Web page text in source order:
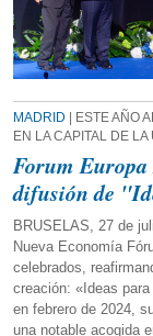
MADRID | ESTE AÑO
EN LA CAPITAL DE LA
Forum
difusión de
BRUSELAS, 27 de
Nueva Economía
celebrados,
creación: «Ideas
en febrero de 2024,
una notable acogida